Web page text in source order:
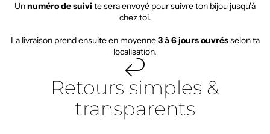
Unnuméro de suivi te sera envoyé pour suivre ton bijou jusqu’à
chez toi.
La livraison prend ensuite en moyenne3 à 6 jours ouvrésselon ta
localisation.
Retours simples &
transparents